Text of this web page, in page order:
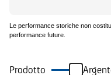
Le performance storiche non
performance future.
Prodotto